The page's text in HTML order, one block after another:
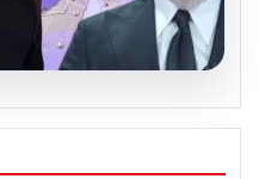
raporu.
yaptı?